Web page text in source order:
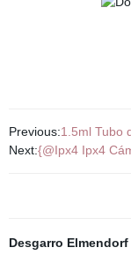
Previous:1.5ml Tubo
Next:{@Ipx4 Ipx4
Desgarro